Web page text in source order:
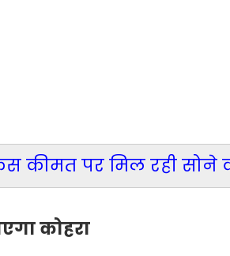
कीमत पर मिल रही सोने
कोहरा